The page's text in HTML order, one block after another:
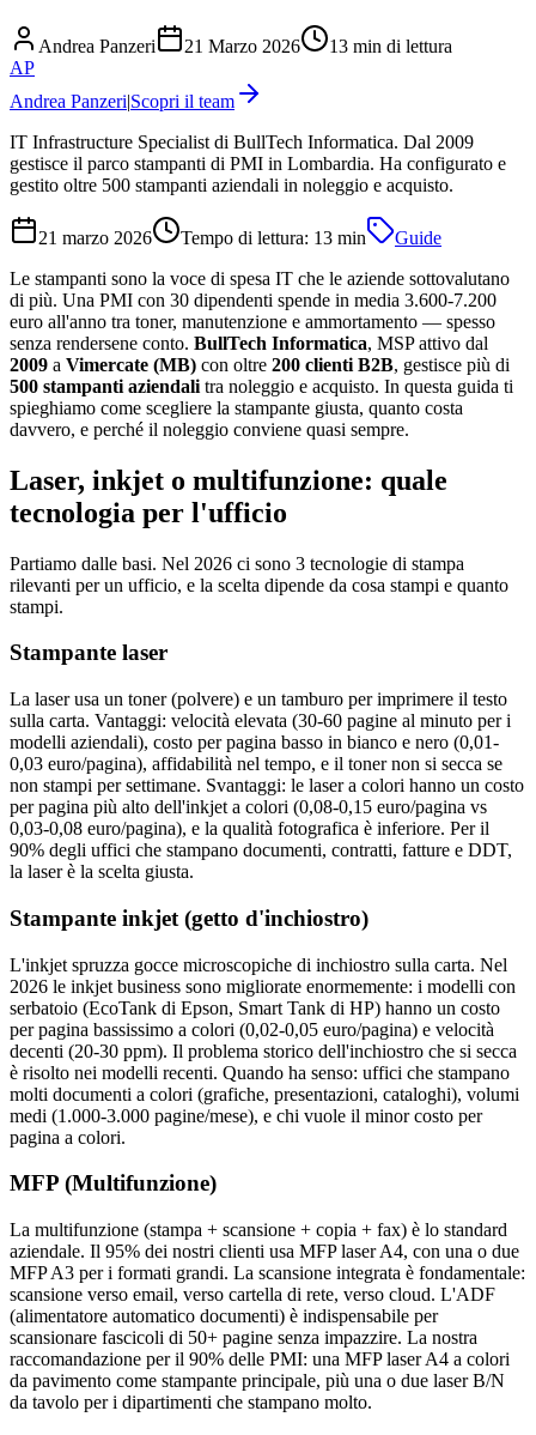
Andrea Panzeri 21 Marzo 2026
13 min di lettura
AP
Andrea Panzeri|Scopri il team
IT Infrastructure Specialist di BullTech Informatica. Dal 2009
gestisce il parco stampanti di PMI in Lombardia. Ha configurato e
gestito oltre 500 stampanti aziendali in noleggio e acquisto.
21 marzo 2026 Tempo di lettura: 13 min
Guide
Le stampanti sono la voce di spesa IT che le aziende sottovalutano
di più. Una PMI con 30 dipendenti spende in media 3.600-7.200
euro all'anno tra toner, manutenzione e ammortamento — spesso
senza rendersene conto. BullTech Informatica, MSP attivo dal
2009 a Vimercate (MB) con oltre 200 clienti B2B, gestisce più di
500 stampanti aziendali tra noleggio e acquisto. In questa guida ti
spieghiamo come scegliere la stampante giusta, quanto costa
davvero, e perché il noleggio conviene quasi sempre.
Laser, inkjet o multifunzione: quale
tecnologia per l'ufficio
Partiamo dalle basi. Nel 2026 ci sono 3 tecnologie di stampa
rilevanti per un ufficio, e la scelta dipende da cosa stampi e quanto
stampi.
Stampante laser
La laser usa un toner (polvere) e un tamburo per imprimere il testo
sulla carta. Vantaggi: velocità elevata (30-60 pagine al minuto per i
modelli aziendali), costo per pagina basso in bianco e nero (0,01-
0,03 euro/pagina), affidabilità nel tempo, e il toner non si secca se
non stampi per settimane. Svantaggi: le laser a colori hanno un costo
per pagina più alto dell'inkjet a colori (0,08-0,15 euro/pagina vs
0,03-0,08 euro/pagina), e la qualità fotografica è inferiore. Per il
90% degli uffici che stampano documenti, contratti, fatture e DDT,
la laser è la scelta giusta.
Stampante inkjet (getto d'inchiostro)
L'inkjet spruzza gocce microscopiche di inchiostro sulla carta. Nel
2026 le inkjet business sono migliorate enormemente: i modelli con
serbatoio (EcoTank di Epson, Smart Tank di HP) hanno un costo
per pagina bassissimo a colori (0,02-0,05 euro/pagina) e velocità
decenti (20-30 ppm). Il problema storico dell'inchiostro che si secca
è risolto nei modelli recenti. Quando ha senso: uffici che stampano
molti documenti a colori (grafiche, presentazioni, cataloghi), volumi
medi (1.000-3.000 pagine/mese), e chi vuole il minor costo per
pagina a colori.
MFP (Multifunzione)
La multifunzione (stampa + scansione + copia + fax) è lo standard
aziendale. Il 95% dei nostri clienti usa MFP laser A4, con una o due
MFP A3 per i formati grandi. La scansione integrata è fondamentale:
scansione verso email, verso cartella di rete, verso cloud. L'ADF
(alimentatore automatico documenti) è indispensabile per
scansionare fascicoli di 50+ pagine senza impazzire. La nostra
raccomandazione per il 90% delle PMI: una MFP laser A4 a colori
da pavimento come stampante principale, più una o due laser B/N
da tavolo per i dipartimenti che stampano molto.